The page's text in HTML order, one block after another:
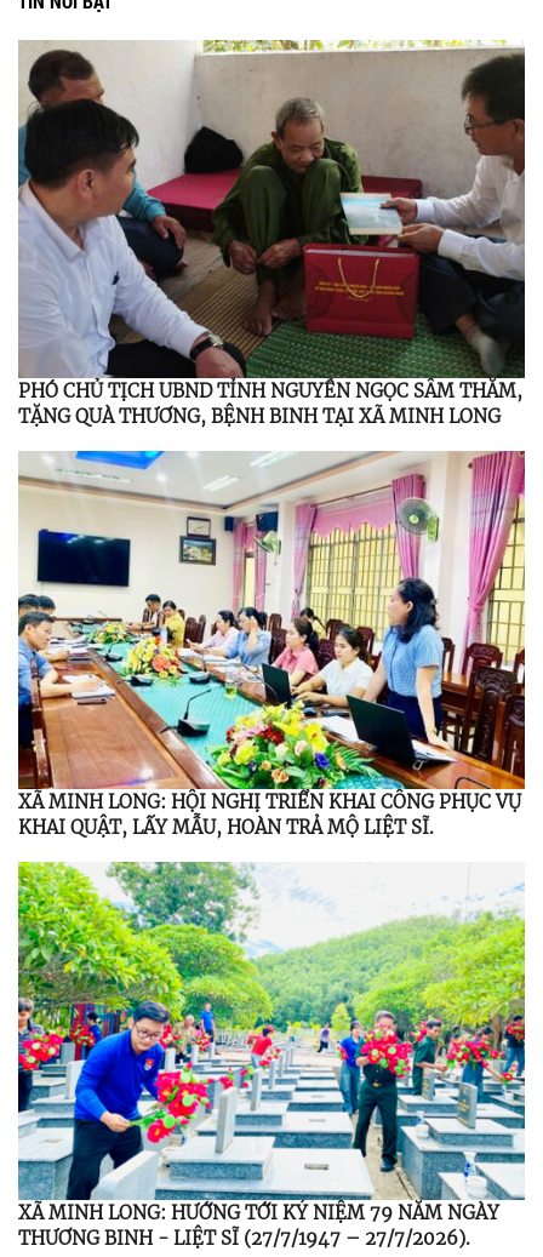
PHÓ CHỦ TỊCH UBND TỈNH NGUYỄN NGỌC SÂM THĂM,
TẶNG QUÀ THƯƠNG, BỆNH BINH TẠI XÃ MINH LONG
XÃ MINH LONG: HỘI NGHỊ TRIỂN KHAI CÔNG PHỤC VỤ
KHAI QUẬT, LẤY MẪU, HOÀN TRẢ MỘ LIỆT SĨ.
XÃ MINH LONG: HƯỚNG TỚI KỶ NIỆM 79 NĂM NGÀY
THƯƠNG BINH - LIỆT SĨ (27/7/1947 – 27/7/2026).